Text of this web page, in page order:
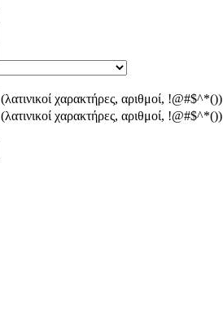
(λατινικοί χαρακτήρες, αριθμοί, !@#$^*())
(λατινικοί χαρακτήρες, αριθμοί, !@#$^*())